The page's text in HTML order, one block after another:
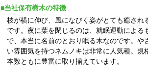
■当社保有樹木の特徴
枝が横に伸び、風になびく姿がとても癒され
です。夜に葉を閉じるのは、就眠運動による
で、本当に名前のとおり眠る木なのです。や
い雰囲気を持つネムノキは非常に人気種。規
本数ともに豊富に取り揃えています。